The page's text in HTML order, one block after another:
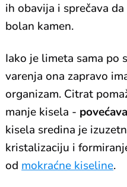
ih obavija i sprečava
bolan kamen.
Iako je limeta sama po
varenja ona zapravo
organizam. Citrat
manje kisela -
kisela sredina je
kristalizaciju i
odmokraćne kiseline.